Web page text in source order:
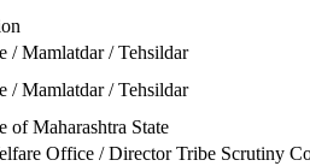
/ Mamlatdar / Tehsildar
/ Mamlatdar / Tehsildar
of Maharashtra State
Office / Director Tribe Scrutiny